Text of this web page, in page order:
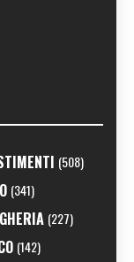
(508)
(341)
(227)
(142)